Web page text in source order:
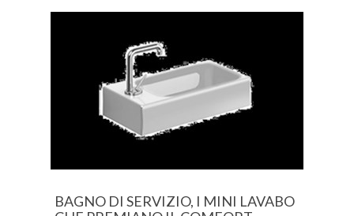
BAGNO DI SERVIZIO, I MINI LAVABO